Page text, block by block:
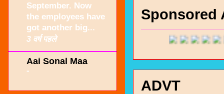
Sponsored
ADVT
September. Now
the employees have
got another big...
3 वर्ष पहले
Aai Sonal Maa
-